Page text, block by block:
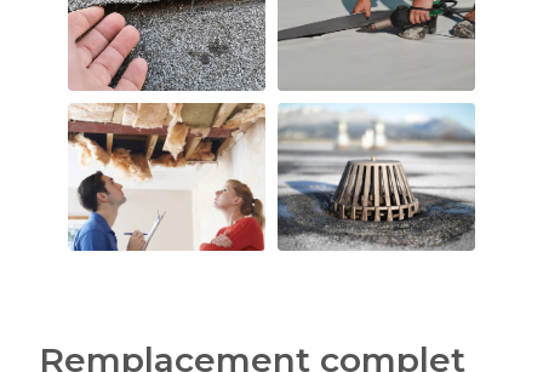
Remplacement complet